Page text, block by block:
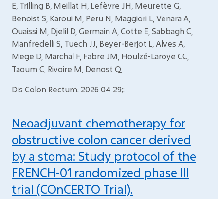
E, Trilling B, Meillat H, Lefèvre JH, Meurette G,
Benoist S, Karoui M, Peru N, Maggiori L, Venara A,
Ouaissi M, Djelil D, Germain A, Cotte E, Sabbagh C,
Manfredelli S, Tuech JJ, Beyer-Berjot L, Alves A,
Mege D, Marchal F, Fabre JM, Houlzé-Laroye CC,
Taoum C, Rivoire M, Denost Q,
Dis Colon Rectum. 2026 04 29;:
Neoadjuvant chemotherapy for
obstructive colon cancer derived
by a stoma: Study protocol of the
FRENCH-01 randomized phase III
trial (COnCERTO Trial).